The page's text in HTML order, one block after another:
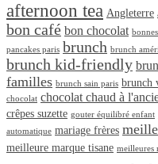
afternoon tea Angleterre
bon café bon chocolat
pancakes paris brunch brunch
brunch kid-friendly
familles brunch sain paris brunch
chocolat chocolat chaud à
crêpes suzette gouter équilibré enfant
automatique mariage frères
meilleure marque tisane meilleures